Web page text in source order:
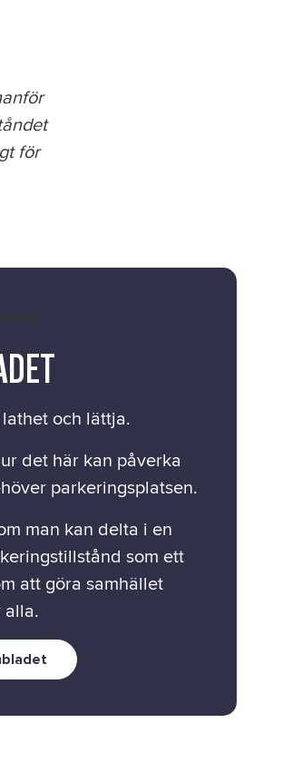
för
och lättja.
det här kan påverka
parkeringsplatsen.
man kan delta i en
som ett
att göra samhället
alla.